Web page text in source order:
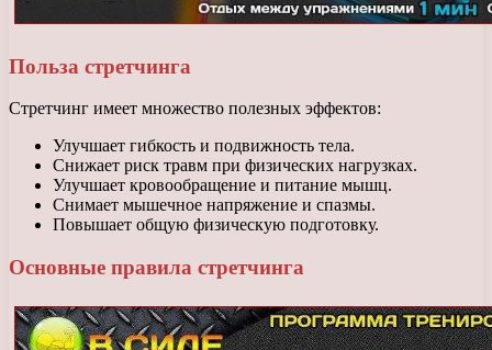
Польза стретчинга
Стретчинг имеет множество полезных эффектов:
Улучшает гибкость и подвижность тела.
Снижает риск травм при физических нагрузках.
Улучшает кровообращение и питание мышц.
Снимает мышечное напряжение и спазмы.
Повышает общую физическую подготовку.
Основные правила стретчинга